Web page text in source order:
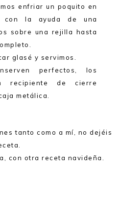
enfriar un poquito en
con la ayuda de una
sobre una rejilla hasta
glasé y servimos.
perfectos, los
recipiente de cierre
metálica.
tanto como a mí, no dejéis
con otra receta navideña.